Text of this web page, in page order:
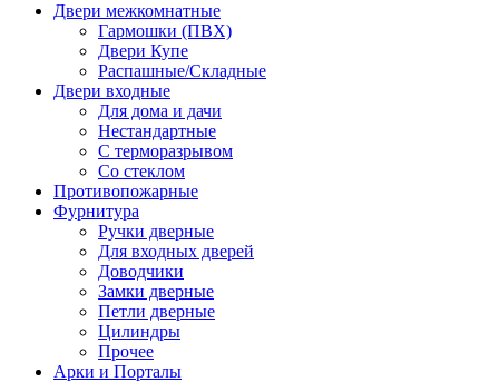
Двери межкомнатные
Гармошки (ПВХ)
Двери Купе
Распашные/Складные
Двери входные
Для дома и дачи
Нестандартные
С терморазрывом
Со стеклом
Противопожарные
Фурнитура
Ручки дверные
Для входных дверей
Доводчики
Замки дверные
Петли дверные
Цилиндры
Прочее
Арки и Порталы